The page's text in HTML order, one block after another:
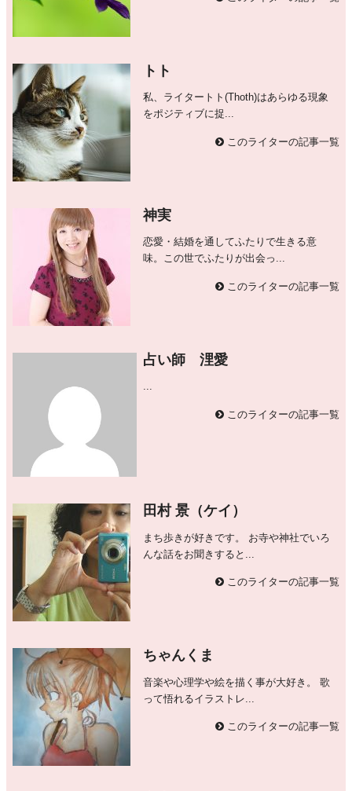
トト
私、ライタートト(Thoth)はあらゆる現象
をポジティブに捉...
このライターの記事一覧
神実
恋愛・結婚を通してふたりで生きる意
味。この世でふたりが出会っ...
このライターの記事一覧
占い師 浬愛
...
このライターの記事一覧
田村 景（ケイ）
まち歩きが好きです。 お寺や神社でいろ
んな話をお聞きすると...
このライターの記事一覧
ちゃんくま
音楽や心理学や絵を描く事が大好き。 歌
って悟れるイラストレ...
このライターの記事一覧